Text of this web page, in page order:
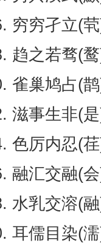
穷穷孑立(
趋之若骛(
雀巢鸠占(
滋事生非(
色厉内忍(
融汇交融(
水乳交溶(
耳儒目染(